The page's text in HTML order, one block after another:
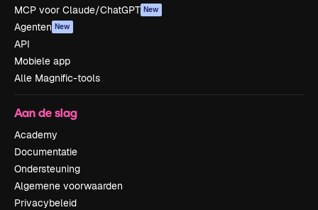
MCP voor Claude/ChatGPT New
Agenten New
API
Mobiele app
Alle Magnific-tools
Aan de slag
Academy
Documentatie
Ondersteuning
Algemene voorwaarden
Privacybeleid